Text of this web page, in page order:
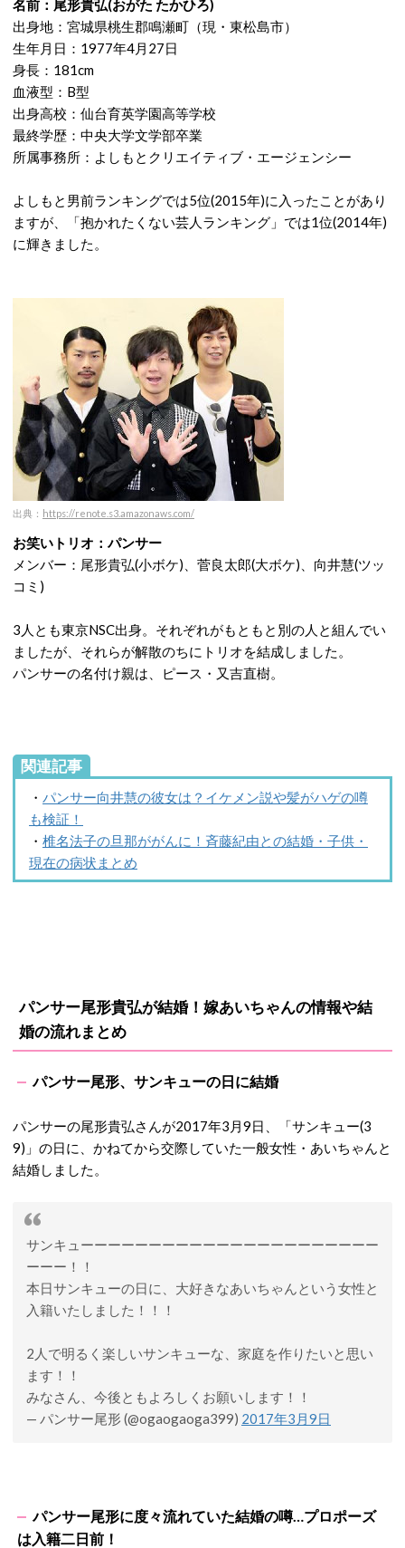
名前：尾形貴弘(おがた たかひろ)
出身地：宮城県桃生郡鳴瀬町（現・東松島市）
生年月日：1977年4月27日
身長：181cm
血液型：B型
出身高校：仙台育英学園高等学校
最終学歴：中央大学文学部卒業
所属事務所：よしもとクリエイティブ・エージェンシー
よしもと男前ランキングでは5位(2015年)に入ったことがあり
ますが、「抱かれたくない芸人ランキング」では1位(2014年)
に輝きました。
出典： https://renote.s3.amazonaws.com/
お笑いトリオ：パンサー
メンバー：尾形貴弘(小ボケ)、菅良太郎(大ボケ)、向井慧(ツッ
コミ)
3人とも東京NSC出身。それぞれがもともと別の人と組んでい
ましたが、それらが解散のちにトリオを結成しました。
パンサーの名付け親は、ピース・又吉直樹。
関連記事
・ パンサー向井慧の彼女は？イケメン説や髪がハゲの噂
も検証！
・ 椎名法子の旦那ががんに！斉藤紀由との結婚・子供・
現在の病状まとめ
パンサー尾形貴弘が結婚！嫁あいちゃんの情報や結
婚の流れまとめ
パンサー尾形、サンキューの日に結婚
パンサーの尾形貴弘さんが2017年3月9日、「サンキュー(3
9)」の日に、かねてから交際していた一般女性・あいちゃんと
結婚しました。
サンキューーーーーーーーーーーーーーーーーーーーーー
ーーー！！
本日サンキューの日に、大好きなあいちゃんという女性と
入籍いたしました！！！
2人で明るく楽しいサンキューな、家庭を作りたいと思い
ます！！
みなさん、今後ともよろしくお願いします！！
— パンサー尾形 (@ogaogaoga399) 2017年3月9日
パンサー尾形に度々流れていた結婚の噂…プロポーズ
は入籍二日前！